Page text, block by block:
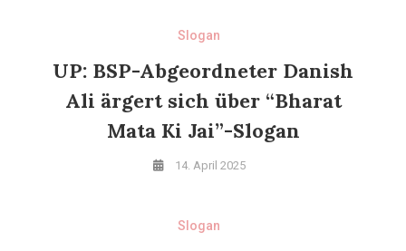
Slogan
UP: BSP-Abgeordneter Danish
Ali ärgert sich über “Bharat
Mata Ki Jai”-Slogan
14. April 2025
Slogan